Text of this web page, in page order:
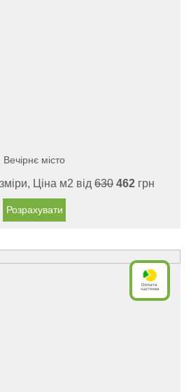
Вечірнє місто
Ціна м2 від 630 462 грн
Розрахувати